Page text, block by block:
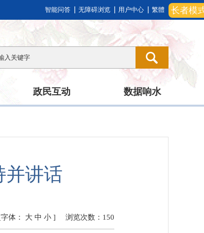
长者模
智能问答 无障碍浏览 用户中心 繁體
政民互动 数据响水
并讲话
浏览次数： 150
体： 大 中 小 ]